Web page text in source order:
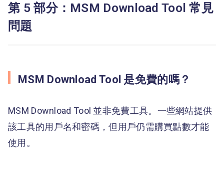
第 5 部分：MSM Download Tool 常見
問題
MSM Download Tool 是免費的嗎？
MSM Download Tool 並非免費工具。一些網站提供
該工具的用戶名和密碼，但用戶仍需購買點數才能
使用。